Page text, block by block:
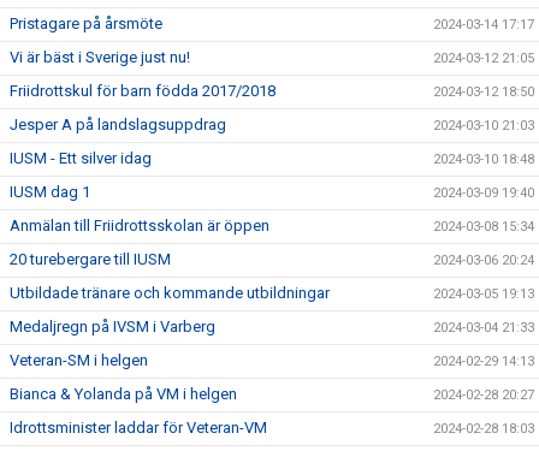
Pristagare på årsmöte 2024-03-14 17:17
Vi är bäst i Sverige just nu! 2024-03-12 21:05
Friidrottskul för barn födda 2017/2018 2024-03-12 18:50
Jesper A på landslagsuppdrag 2024-03-10 21:03
IUSM - Ett silver idag 2024-03-10 18:48
IUSM dag 1 2024-03-09 19:40
Anmälan till Friidrottsskolan är öppen 2024-03-08 15:34
20 turebergare till IUSM 2024-03-06 20:24
Utbildade tränare och kommande utbildningar 2024-03-05 19:13
Medaljregn på IVSM i Varberg 2024-03-04 21:33
Veteran-SM i helgen 2024-02-29 14:13
Bianca & Yolanda på VM i helgen 2024-02-28 20:27
Idrottsminister laddar för Veteran-VM 2024-02-28 18:03